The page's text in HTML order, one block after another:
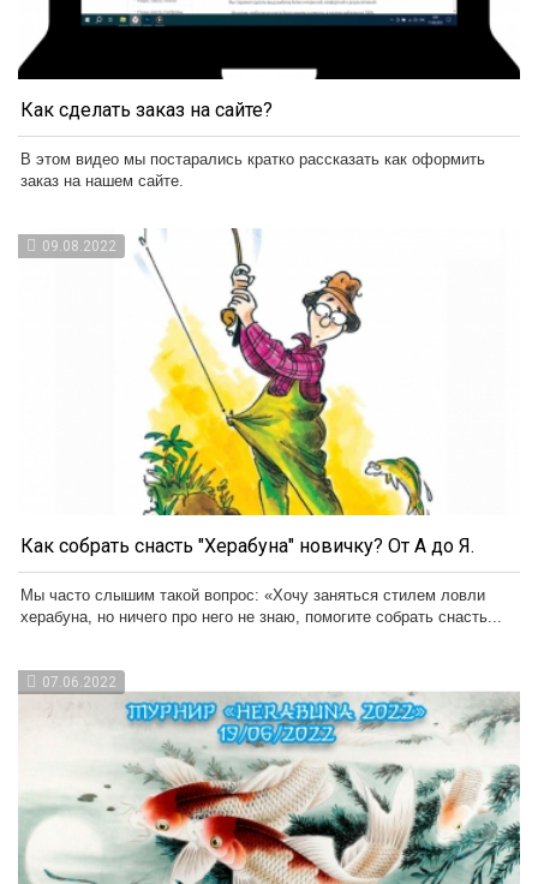
Как сделать заказ на сайте?
В этом видео мы постарались кратко рассказать как оформить
заказ на нашем сайте.
09.08.2022
Как собрать снасть "Херабуна" новичку? От А до Я.
Мы часто слышим такой вопрос: «Хочу заняться стилем ловли
херабуна, но ничего про него не знаю, помогите собрать снасть...
07.06.2022